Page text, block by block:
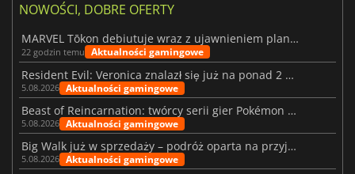
NOWOŚCI, DOBRE OFERTY
MARVEL Tōkon debiutuje wraz z ujawnieniem planu rozwoju na pierwszy rok
22 godzin temu Aktualności gamingowe
Resident Evil: Veronica znalazł się już na ponad 2 milionach list życzeń
5.08.2026 Aktualności gamingowe
Beast of Reincarnation: twórcy serii gier Pokémon wkraczają na nową ścieżkę
5.08.2026 Aktualności gamingowe
Big Walk już w sprzedaży – podróż oparta na przyjaźni
5.08.2026 Aktualności gamingowe